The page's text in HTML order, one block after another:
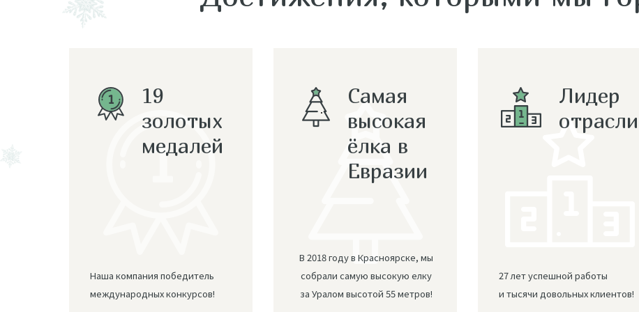
19
золотых
медалей
Наша компания победитель
международных конкурсов!
Самая
высокая
ёлка в
Евразии
В 2018 году в Красноярске, мы
собрали самую высокую елку
за Уралом высотой 55 метров!
Лидер
отрасли
27 лет успешной работы
и тысячи довольных клиентов!